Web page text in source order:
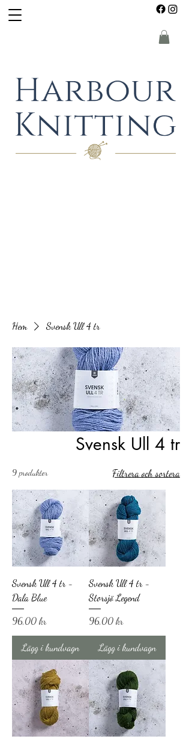
Hem Svensk Ull 4 tr
Svensk Ull 4 tr
9 produkter Filtrera och sortera
Svensk Ull 4 tr -
Dala Blue
Pris
96,00 kr
Lägg i kundvagn
Svensk Ull 4 tr -
Storsjö Legend
Pris
96,00 kr
Lägg i kundvagn